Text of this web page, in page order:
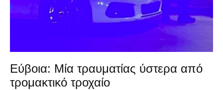
Εύβοια: Μία τραυματίας ύστερα από
τρομακτικό τροχαίο